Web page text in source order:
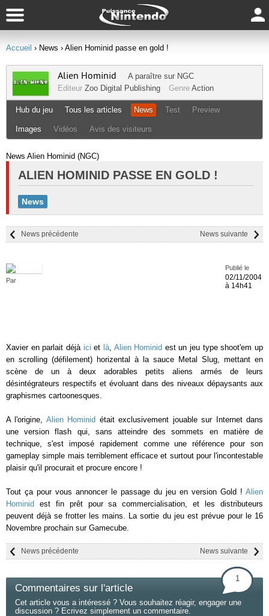
Accueil › News › Alien Hominid passe en gold !
Alien Hominid A paraître sur NGC
Editeur Zoo Digital Publishing Genre Action
Hub du jeu Tous les articles News Test Preview
Images Vidéos Avis des visiteurs
News Alien Hominid (NGC)
ALIEN HOMINID PASSE EN GOLD !
News
News suivante
News précédente
Par
Publié le
02/11/2004
à 14h41
Xavier en parlait déjà ici et là, Alien Hominid est un jeu type shoot'em up
en scrolling (défilement) horizental à la sauce Metal Slug, mettant en
scène de un à deux adorables petits aliens armés de leurs
désintégrateurs respectifs et évoluant dans des niveaux dépaysants aux
graphismes cartoonesques.
A l'origine, Alien Hominid était exclusivement jouable sur Internet dans
une version flash qui, sans atteindre des sommets en matière de
technique, s'est imposé rapidement comme une référence pour son
gameplay simple mais terriblement efficace et surtout pour l'incontestable
plaisir qu'il procurait et procure encore !
Tout ça pour vous annoncer le passage du jeu en version Gold ! Alien
Hominid est fin prêt pour sa commercialisation, et les distributeurs
peuvent déjà se frotter les mains. La sortie du jeu est prévue pour le 16
Novembre prochain sur Gamecube.
News suivante
News précédente
Commentaires sur l'article
1
Cet article vous a intéressé ? Vous souhaitez réagir, engager une
discussion ? Ecrivez simplement un commentaire.